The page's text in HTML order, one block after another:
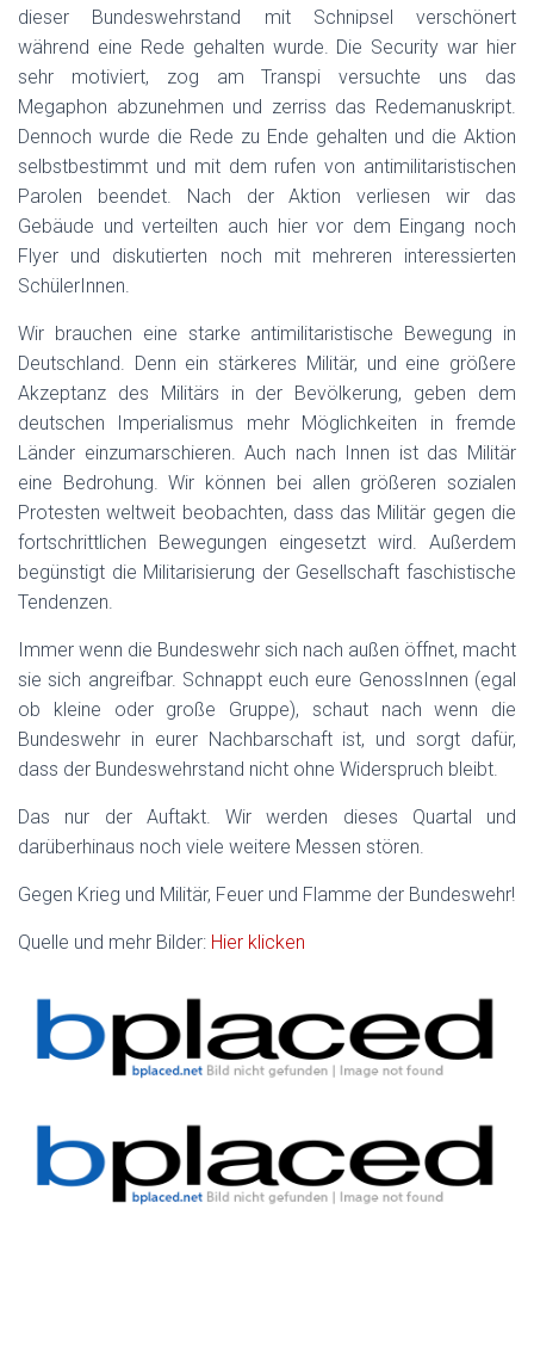
dieser Bundeswehrstand mit Schnipsel verschönert
während eine Rede gehalten wurde. Die Security war hier
sehr motiviert, zog am Transpi versuchte uns das
Megaphon abzunehmen und zerriss das Redemanuskript.
Dennoch wurde die Rede zu Ende gehalten und die Aktion
selbstbestimmt und mit dem rufen von antimilitaristischen
Parolen beendet. Nach der Aktion verliesen wir das
Gebäude und verteilten auch hier vor dem Eingang noch
Flyer und diskutierten noch mit mehreren interessierten
SchülerInnen.
Wir brauchen eine starke antimilitaristische Bewegung in
Deutschland. Denn ein stärkeres Militär, und eine größere
Akzeptanz des Militärs in der Bevölkerung, geben dem
deutschen Imperialismus mehr Möglichkeiten in fremde
Länder einzumarschieren. Auch nach Innen ist das Militär
eine Bedrohung. Wir können bei allen größeren sozialen
Protesten weltweit beobachten, dass das Militär gegen die
fortschrittlichen Bewegungen eingesetzt wird. Außerdem
begünstigt die Militarisierung der Gesellschaft faschistische
Tendenzen.
Immer wenn die Bundeswehr sich nach außen öffnet, macht
sie sich angreifbar. Schnappt euch eure GenossInnen (egal
ob kleine oder große Gruppe), schaut nach wenn die
Bundeswehr in eurer Nachbarschaft ist, und sorgt dafür,
dass der Bundeswehrstand nicht ohne Widerspruch bleibt.
Das nur der Auftakt. Wir werden dieses Quartal und
darüberhinaus noch viele weitere Messen stören.
Gegen Krieg und Militär, Feuer und Flamme der Bundeswehr!
Quelle und mehr Bilder: Hier klicken